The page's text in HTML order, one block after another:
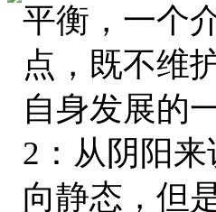
平衡，一个
点，既不维
自身发展的
2：从阴阳
向静态，但